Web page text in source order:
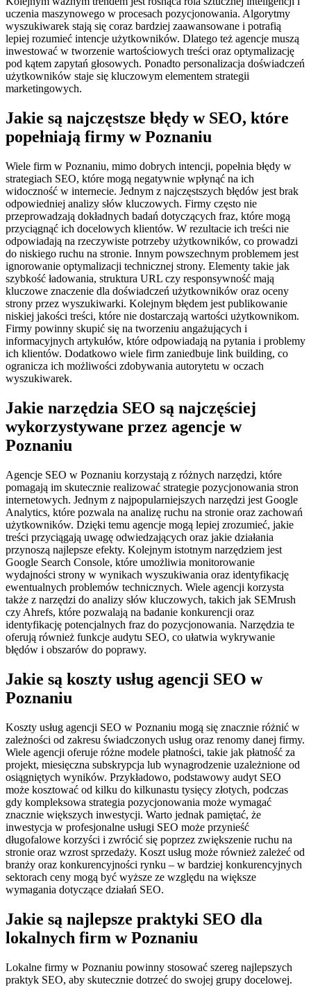
uczenia maszynowego w procesach pozycjonowania. Algorytmy
wyszukiwarek stają się coraz bardziej zaawansowane i potrafią
lepiej rozumieć intencje użytkowników. Dlatego też agencje muszą
inwestować w tworzenie wartościowych treści oraz optymalizację
pod kątem zapytań głosowych. Ponadto personalizacja doświadczeń
użytkowników staje się kluczowym elementem strategii
marketingowych.
Jakie są najczęstsze błędy w SEO, które
popełniają firmy w Poznaniu
Wiele firm w Poznaniu, mimo dobrych intencji, popełnia błędy w
strategiach SEO, które mogą negatywnie wpłynąć na ich
widoczność w internecie. Jednym z najczęstszych błędów jest brak
odpowiedniej analizy słów kluczowych. Firmy często nie
przeprowadzają dokładnych badań dotyczących fraz, które mogą
przyciągnąć ich docelowych klientów. W rezultacie ich treści nie
odpowiadają na rzeczywiste potrzeby użytkowników, co prowadzi
do niskiego ruchu na stronie. Innym powszechnym problemem jest
ignorowanie optymalizacji technicznej strony. Elementy takie jak
szybkość ładowania, struktura URL czy responsywność mają
kluczowe znaczenie dla doświadczeń użytkowników oraz oceny
strony przez wyszukiwarki. Kolejnym błędem jest publikowanie
niskiej jakości treści, które nie dostarczają wartości użytkownikom.
Firmy powinny skupić się na tworzeniu angażujących i
informacyjnych artykułów, które odpowiadają na pytania i problemy
ich klientów. Dodatkowo wiele firm zaniedbuje link building, co
ogranicza ich możliwości zdobywania autorytetu w oczach
wyszukiwarek.
Jakie narzędzia SEO są najczęściej
wykorzystywane przez agencje w
Poznaniu
Agencje SEO w Poznaniu korzystają z różnych narzędzi, które
pomagają im skutecznie realizować strategie pozycjonowania stron
internetowych. Jednym z najpopularniejszych narzędzi jest Google
Analytics, które pozwala na analizę ruchu na stronie oraz zachowań
użytkowników. Dzięki temu agencje mogą lepiej zrozumieć, jakie
treści przyciągają uwagę odwiedzających oraz jakie działania
przynoszą najlepsze efekty. Kolejnym istotnym narzędziem jest
Google Search Console, które umożliwia monitorowanie
wydajności strony w wynikach wyszukiwania oraz identyfikację
ewentualnych problemów technicznych. Wiele agencji korzysta
także z narzędzi do analizy słów kluczowych, takich jak SEMrush
czy Ahrefs, które pozwalają na badanie konkurencji oraz
identyfikację potencjalnych fraz do pozycjonowania. Narzędzia te
oferują również funkcje audytu SEO, co ułatwia wykrywanie
błędów i obszarów do poprawy.
Jakie są koszty usług agencji SEO w
Poznaniu
Koszty usług agencji SEO w Poznaniu mogą się znacznie różnić w
zależności od zakresu świadczonych usług oraz renomy danej firmy.
Wiele agencji oferuje różne modele płatności, takie jak płatność za
projekt, miesięczna subskrypcja lub wynagrodzenie uzależnione od
osiągniętych wyników. Przykładowo, podstawowy audyt SEO
może kosztować od kilku do kilkunastu tysięcy złotych, podczas
gdy kompleksowa strategia pozycjonowania może wymagać
znacznie większych inwestycji. Warto jednak pamiętać, że
inwestycja w profesjonalne usługi SEO może przynieść
długofalowe korzyści i zwrócić się poprzez zwiększenie ruchu na
stronie oraz wzrost sprzedaży. Koszt usług może również zależeć od
branży oraz konkurencyjności rynku – w bardziej konkurencyjnych
sektorach ceny mogą być wyższe ze względu na większe
wymagania dotyczące działań SEO.
Jakie są najlepsze praktyki SEO dla
lokalnych firm w Poznaniu
Lokalne firmy w Poznaniu powinny stosować szereg najlepszych
praktyk SEO, aby skutecznie dotrzeć do swojej grupy docelowej.